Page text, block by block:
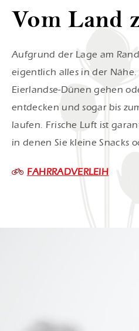
Vom Land
Aufgrund der Lage am
eigentlich alles in der
Eierlandse-Dünen gehen
entdecken und sogar bis
laufen. Frische Luft ist
in denen Sie kleine Snacks
FAHRRADVERLEIH